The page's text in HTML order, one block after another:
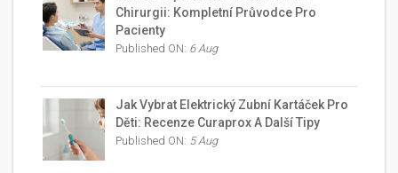
Chirurgii: Kompletní Průvodce Pro
Pacienty
Published ON: 6 Aug
Jak Vybrat Elektrický Zubní Kartáček Pro
Děti: Recenze Curaprox A Další Tipy
Published ON: 5 Aug